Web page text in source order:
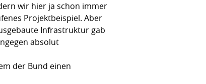
wir hier ja schon immer
Projektbeispiel. Aber
Infrastruktur gab
absolut
der Bund einen